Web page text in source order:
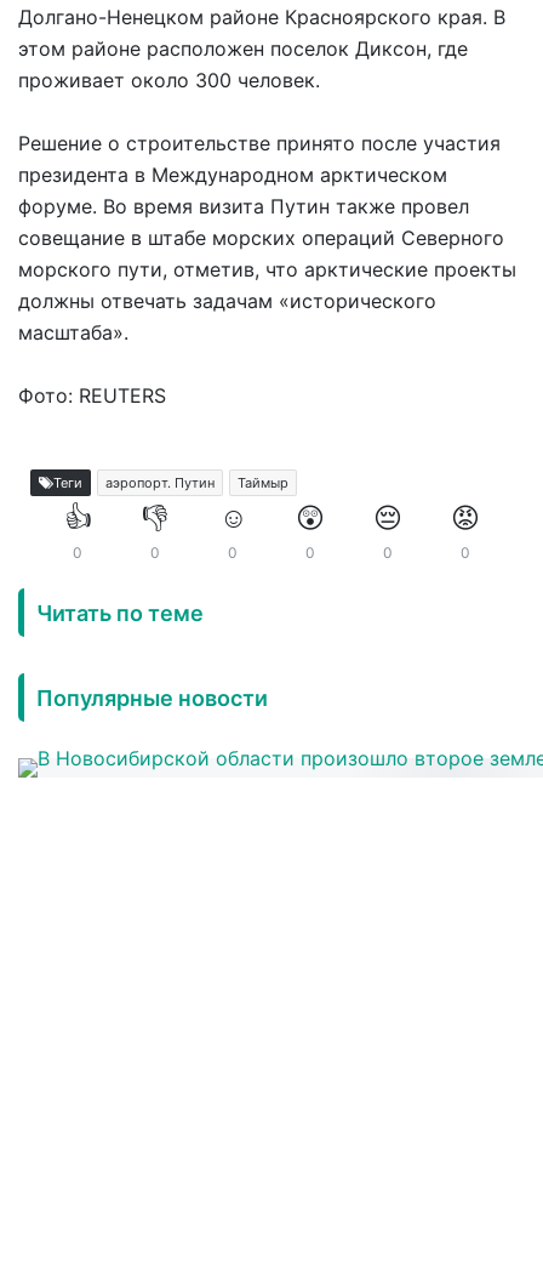
Долгано-Ненецком районе Красноярского края. В
этом районе расположен поселок Диксон, где
проживает около 300 человек.
Решение о строительстве принято после участия
президента в Международном арктическом
форуме. Во время визита Путин также провел
совещание в штабе морских операций Северного
морского пути, отметив, что арктические проекты
должны отвечать задачам «исторического
масштаба».
Фото: REUTERS
Теги аэропорт. Путин Таймыр
👍
0
👎
0
☺️
0
😲
0
😔
0
😡
0
Читать по теме
Популярные новости